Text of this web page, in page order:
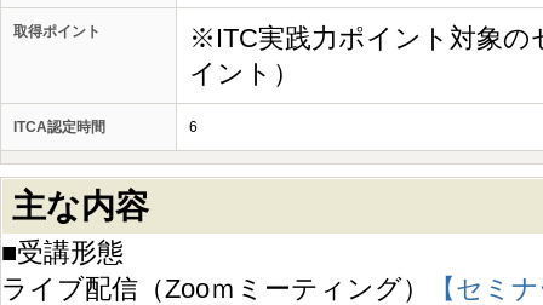
取得ポイント
※ITC実践力ポイント対象の
イント）
ITCA認定時間 6
主な内容
■受講形態
ライブ配信（Zooｍミーティング）
【セミ